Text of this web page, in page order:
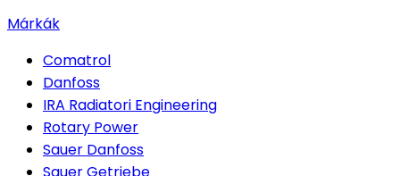
Márkák
Comatrol
Danfoss
IRA Radiatori Engineering
Rotary Power
Sauer Danfoss